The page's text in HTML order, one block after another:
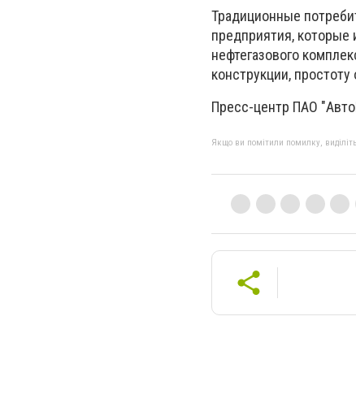
Традиционные
предприятия,
нефтегазового
конструкции,
Пресс-центр ПАО
Якщо ви помітили помилку,